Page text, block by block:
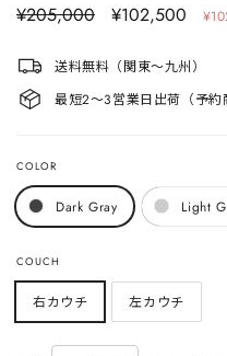
定
¥205,000
セ
ル
格
¥102,500
送料無料（関東〜九州）
最短2〜3営業日出荷（予約
COLOR
Dark Gray Light
COUCH
右カウチ 左カウチ